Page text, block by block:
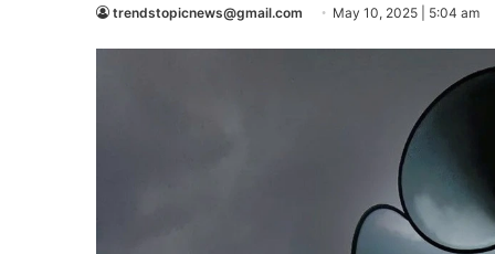
trendstopicnews@gmail.com May 10, 2025 | 5:04 am